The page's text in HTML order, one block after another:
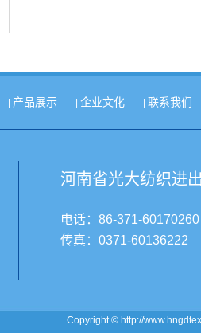
产品展示 企业文化 联系我们
河南省光大纺织进
电话：86-371-
传真：0371-60136222
Copyright © http://